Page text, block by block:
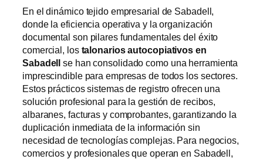
En el dinámico tejido empresarial de Sabadell,
donde la eficiencia operativa y la organización
documental son pilares fundamentales del éxito
comercial, los talonarios autocopiativos en
Sabadell se han consolidado como una herramienta
imprescindible para empresas de todos los sectores.
Estos prácticos sistemas de registro ofrecen una
solución profesional para la gestión de recibos,
albaranes, facturas y comprobantes, garantizando la
duplicación inmediata de la información sin
necesidad de tecnologías complejas. Para negocios,
comercios y profesionales que operan en Sabadell,